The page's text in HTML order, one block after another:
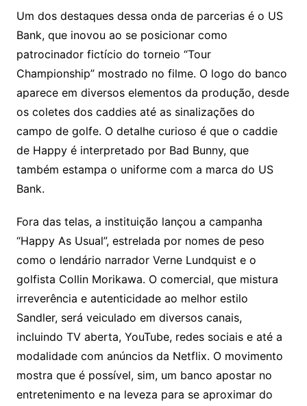
Um dos destaques dessa onda de parcerias é o US
Bank, que inovou ao se posicionar como
patrocinador fictício do torneio “Tour
Championship” mostrado no filme. O logo do banco
aparece em diversos elementos da produção, desde
os coletes dos caddies até as sinalizações do
campo de golfe. O detalhe curioso é que o caddie
de Happy é interpretado por Bad Bunny, que
também estampa o uniforme com a marca do US
Bank.
Fora das telas, a instituição lançou a campanha
“Happy As Usual”, estrelada por nomes de peso
como o lendário narrador Verne Lundquist e o
golfista Collin Morikawa. O comercial, que mistura
irreverência e autenticidade ao melhor estilo
Sandler, será veiculado em diversos canais,
incluindo TV aberta, YouTube, redes sociais e até a
modalidade com anúncios da Netflix. O movimento
mostra que é possível, sim, um banco apostar no
entretenimento e na leveza para se aproximar do